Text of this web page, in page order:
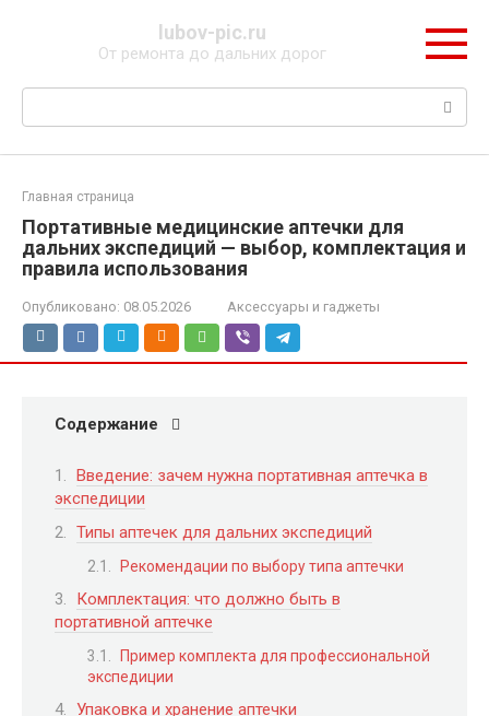
lubov-pic.ru
От ремонта до дальних дорог
Поиск:
Главная страница
Портативные медицинские аптечки для
дальних экспедиций — выбор, комплектация и
правила использования
Опубликовано: 08.05.2026 Аксессуары и гаджеты
Содержание
Введение: зачем нужна портативная аптечка в
экспедиции
Типы аптечек для дальних экспедиций
Рекомендации по выбору типа аптечки
Комплектация: что должно быть в
портативной аптечке
Пример комплекта для профессиональной
экспедиции
Упаковка и хранение аптечки